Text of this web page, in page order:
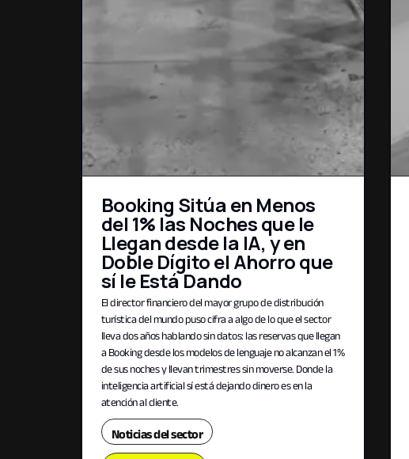
Booking Sitúa en Menos
del 1% las Noches que le
Llegan desde la IA, y en
Doble Dígito el Ahorro que
sí le Está Dando
El director financiero del mayor grupo de distribución
turística del mundo puso cifra a algo de lo que el sector
lleva dos años hablando sin datos: las reservas que llegan
a Booking desde los modelos de lenguaje no alcanzan el 1%
de sus noches y llevan trimestres sin moverse. Donde la
inteligencia artificial sí está dejando dinero es en la
atención al cliente.
Noticias del sector